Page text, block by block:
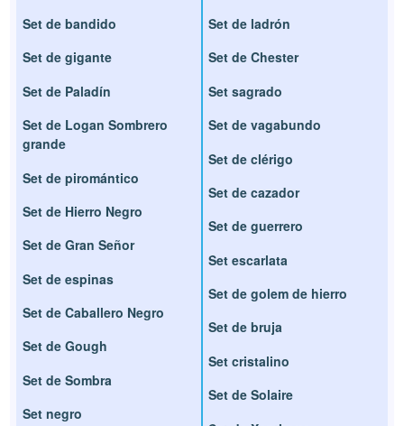
Set de bandido
Set de gigante
Set de Paladín
Set de Logan Sombrero
grande
Set de piromántico
Set de Hierro Negro
Set de Gran Señor
Set de espinas
Set de Caballero Negro
Set de Gough
Set de Sombra
Set negro
Set de ladrón
Set de Chester
Set sagrado
Set de vagabundo
Set de clérigo
Set de cazador
Set de guerrero
Set escarlata
Set de golem de hierro
Set de bruja
Set cristalino
Set de Solaire